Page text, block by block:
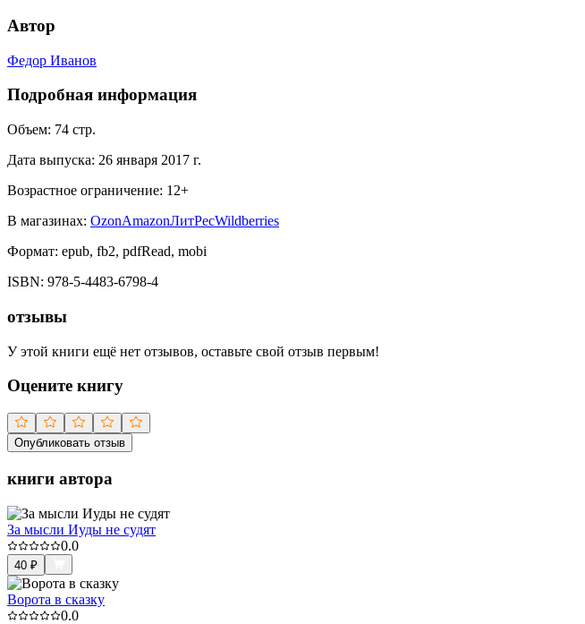
Автор
Федор Иванов
Подробная информация
Объем: 74 стр.
Дата выпуска: 26 января 2017 г.
Возрастное ограничение: 12+
В магазинах: OzonAmazonЛитРесWildberries
Формат: epub, fb2, pdfRead, mobi
ISBN: 978-5-4483-6798-4
отзывы
У этой книги ещё нет отзывов, оставьте свой отзыв первым!
Оцените книгу
Опубликовать отзыв
книги автора
За мысли Иуды не судят
0.0
40 ₽
Ворота в сказку
0.0